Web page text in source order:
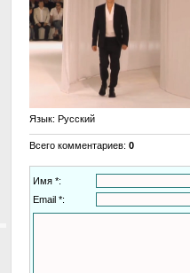
Язык: Русский
Всего комментариев: 0
Имя *:
Email *: